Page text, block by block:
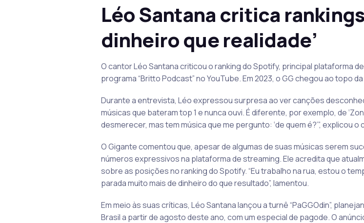
Léo Santana critica
dinheiro que realidade’
O cantor Léo Santana criticou o ranking do Spotify, principal plataforma
programa “Britto Podcast” no YouTube. Em 2023, o GG chegou ao topo
Durante a entrevista, Léo expressou surpresa ao ver canções
músicas que bateram top 1 e nunca ouvi. É diferente, por exemplo, de
desmerecer, mas tem música que me pergunto: ‘de quem é?’”, explicou o
O Gigante comentou que, apesar de algumas de suas músicas serem
números expressivos na plataforma de streaming. Ele acredita que
sobre as posições no ranking do Spotify. “Eu trabalho na rua, estou o
parada muito mais de dinheiro do que resultado”, lamentou.
Em meio às suas críticas, Léo Santana lançou a turnê “PaGGOdin”,
Brasil a partir de agosto deste ano, com um especial de pagode. O